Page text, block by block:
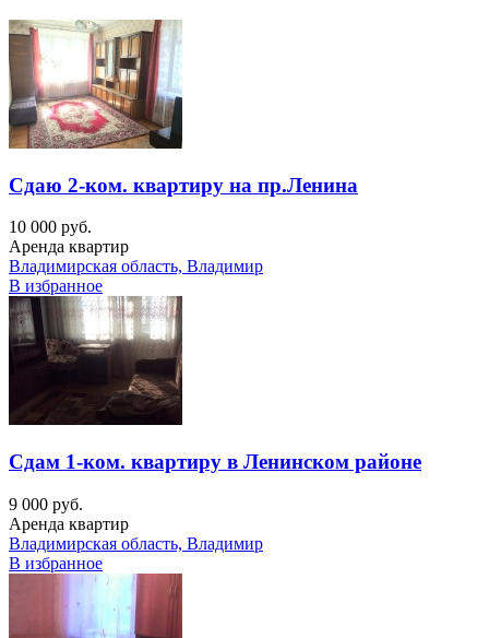
Сдаю 2-ком. квартиру на пр.Ленина
10 000 руб.
Аренда квартир
Владимирская область, Владимир
В избранное
Сдам 1-ком. квартиру в Ленинском районе
9 000 руб.
Аренда квартир
Владимирская область, Владимир
В избранное